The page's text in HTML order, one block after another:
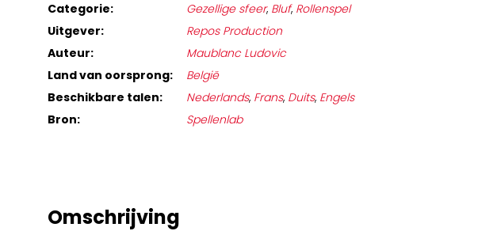
Categorie:
Gezellige sfeer, Bluf, Rollenspel
Uitgever:
Repos Production
Auteur:
Maublanc Ludovic
Land van oorsprong:
België
Beschikbare talen:
Nederlands, Frans, Duits, Engels
Bron:
Spellenlab
Omschrijving